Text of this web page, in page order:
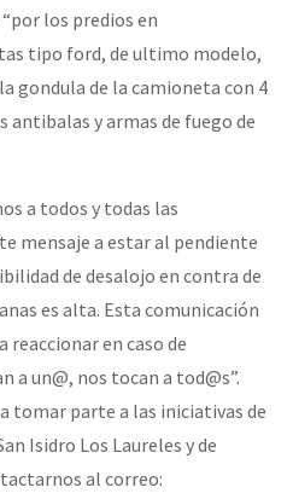
los predios en
tipo ford, de ultimo modelo,
gondula de la camioneta con 4
antibalas y armas de fuego de
a todos y todas las
mensaje a estar al pendiente
de desalojo en contra de
es alta. Esta comunicación
reaccionar en caso de
a un@, nos tocan a tod@s”.
tomar parte a las iniciativas de
Isidro Los Laureles y de
al correo: